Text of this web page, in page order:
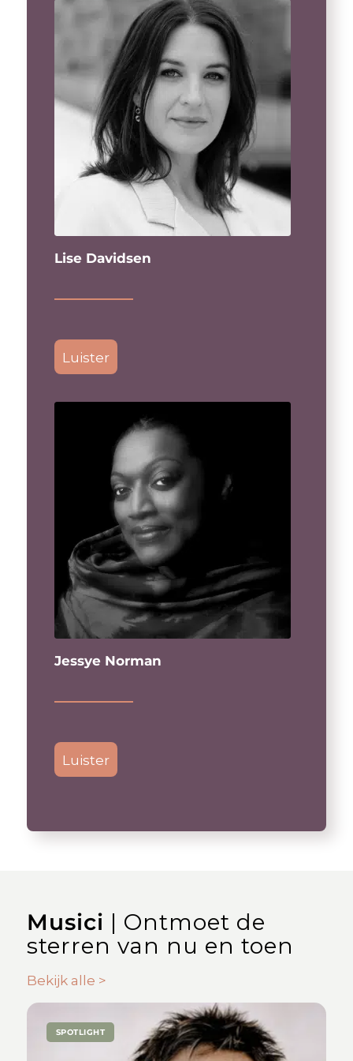
Lise Davidsen
Luister
Jessye Norman
Luister
Musici | Ontmoet de
sterren van nu en toen
Bekijk alle >
SPOTLIGHT